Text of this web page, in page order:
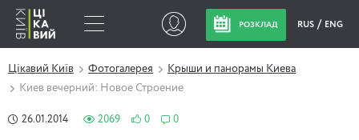
РОЗКЛАД RUS ENG
Цікавий Київ Фотогалерея
Крыши и панорамы Киева
Киев вечерний: Новое Строение
26.01.2014 2069 0 0